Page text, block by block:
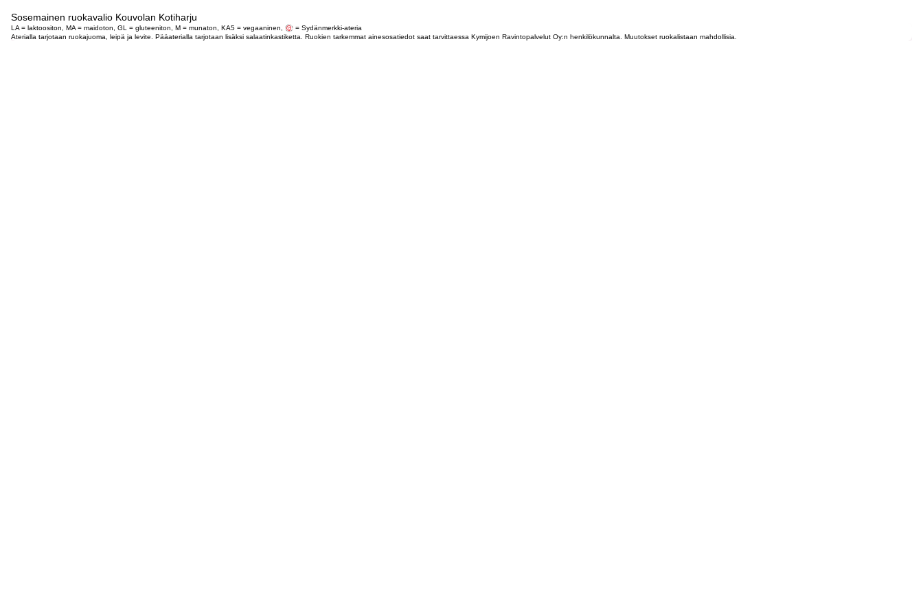
Sosemainen ruokavalio Kouvolan Kotiharju
LA = laktoositon, MA = maidoton, GL = gluteeniton, M = munaton, KA5 = vegaaninen,
= Sydänmerkki-ateria
Aterialla tarjotaan ruokajuoma, leipä ja levite. Pääaterialla tarjotaan lisäksi salaatinkastiketta. Ruokien tarkemmat ainesosatiedot saat tarvittaessa Kymijoen Ravintopalvelut Oy:n henkilökunnalta. Muutokset ruokalistaan mahdollisia.